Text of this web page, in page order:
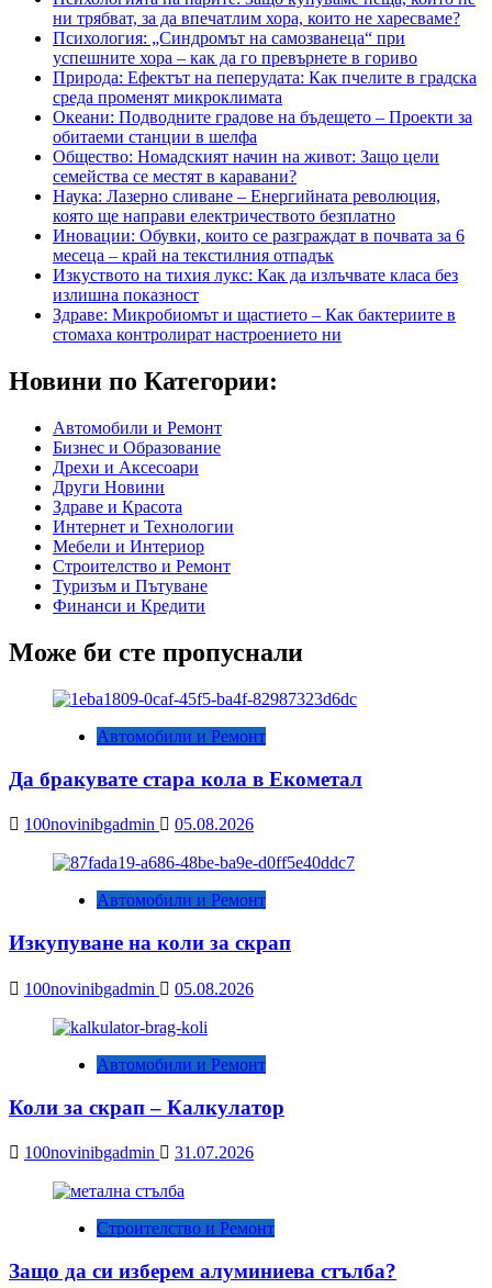
ни трябват, за да впечатлим хора, които не харесваме?
Психология: „Синдромът на самозванеца“ при
успешните хора – как да го превърнете в гориво
Природа: Ефектът на пеперудата: Как пчелите в градска
среда променят микроклимата
Океани: Подводните градове на бъдещето – Проекти за
обитаеми станции в шелфа
Общество: Номадският начин на живот: Защо цели
семейства се местят в каравани?
Наука: Лазерно сливане – Енергийната революция,
която ще направи електричеството безплатно
Иновации: Обувки, които се разграждат в почвата за 6
месеца – край на текстилния отпадък
Изкуството на тихия лукс: Как да излъчвате класа без
излишна показност
Здраве: Микробиомът и щастието – Как бактериите в
стомаха контролират настроението ни
Новини по Категории:
Автомобили и Ремонт
Бизнес и Образование
Дрехи и Аксесоари
Други Новини
Здраве и Красота
Интернет и Технологии
Мебели и Интериор
Строителство и Ремонт
Туризъм и Пътуване
Финанси и Кредити
Може би сте пропуснали
Автомобили и Ремонт
Да бракувате стара кола в Екометал
100novinibgadmin 05.08.2026
Автомобили и Ремонт
Изкупуване на коли за скрап
100novinibgadmin 05.08.2026
Автомобили и Ремонт
Коли за скрап – Калкулатор
100novinibgadmin 31.07.2026
Строителство и Ремонт
Защо да си изберем алуминиева стълба?